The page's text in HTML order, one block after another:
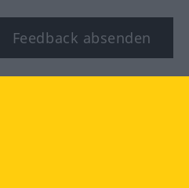
Feedback absenden